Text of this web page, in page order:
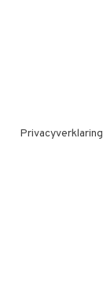
Privacyverklaring